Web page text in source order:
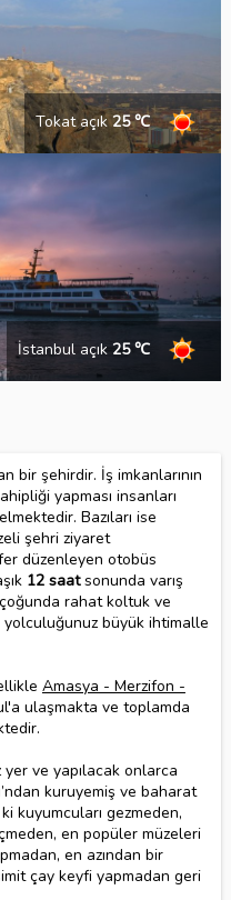
Tokat açık25 ℃
İstanbul açık25 ℃
bir şehirdir. İş imkanlarının
yapması insanları
Bazıları ise
şehri ziyaret
düzenleyen otobüs
12 saatsonunda varış
rahat koltuk ve
yolculuğunuz büyük ihtimalle
Amasya - Merzifon -
ulaşmakta ve toplamda
yer ve yapılacak onlarca
kuruyemiş ve baharat
kuyumcuları gezmeden,
en popüler müzeleri
en azından bir
çay keyfi yapmadan geri